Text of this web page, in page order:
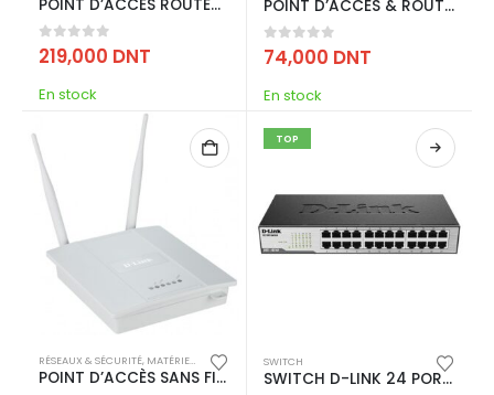
POINT D’ACCES ROUTEUR DOUBLE BANDE AC 1200 AVEC 4 ANTENNES/C64
0out of 5
219,000 DNT
En stock
POINT D’ACCÈS & ROUTEUR WI-FI MERCUSYS 300 MBPS – BLANC
0 out of 5
74,000 DNT
En stock
RÉSEAUX & SÉCURITÉ, MATÉRIEL ET ACCESSOIRES RÉSEAU
POINT D’ACCÈS SANS FIL WIRELESS N POE
TOP
SWITCH
SWITCH D-LINK 24 PORTS 10/100 MBPS – NOIR (DES-1024D)